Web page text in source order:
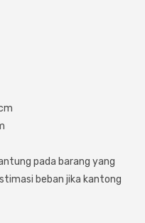
pada barang yang
beban jika kantong